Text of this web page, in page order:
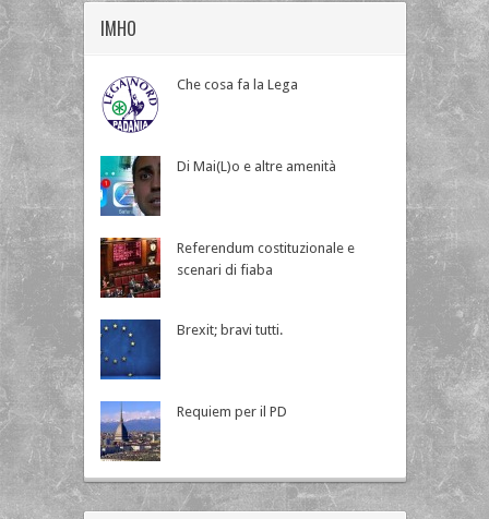
IMHO
Che cosa fa la Lega
Di Mai(L)o e altre amenità
Referendum costituzionale e
scenari di fiaba
Brexit; bravi tutti.
Requiem per il PD